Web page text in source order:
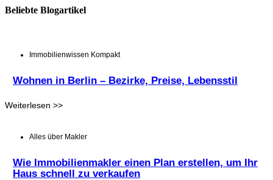
Beliebte Blogartikel
Immobilienwissen Kompakt
Wohnen in Berlin – Bezirke, Preise, Lebensstil
Weiterlesen >>
Alles über Makler
Wie Immobilienmakler einen Plan erstellen, um Ihr
Haus schnell zu verkaufen